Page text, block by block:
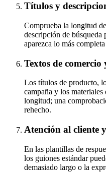
Títulos y
Comprueba la longitud
descripción de
aparezca lo más
Textos de
Los títulos de producto,
campaña y los materiales
longitud; una
rehecho.
Atención al cliente
En las plantillas de
los guiones estándar
demasiado largo o la